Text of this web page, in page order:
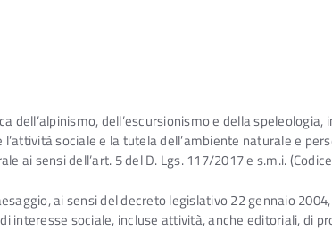
dell’alpinismo, dell’escursionismo e della
sociale e la tutela dell’ambiente naturale e
sensi dell’art. 5 del D. Lgs. 117/2017 e s.m.i.
ai sensi del decreto legislativo 22 gennaio
sociale, incluse attività, anche editoriali, di